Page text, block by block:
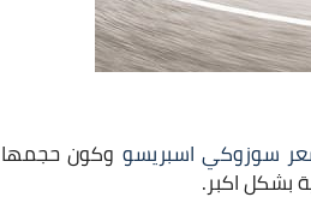
سوزوكي اسبريسو وكون حجمها
بشكل اكبر.